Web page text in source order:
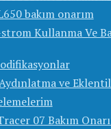
bakım onarım
Kullanma Ve
ve
07 Bakım